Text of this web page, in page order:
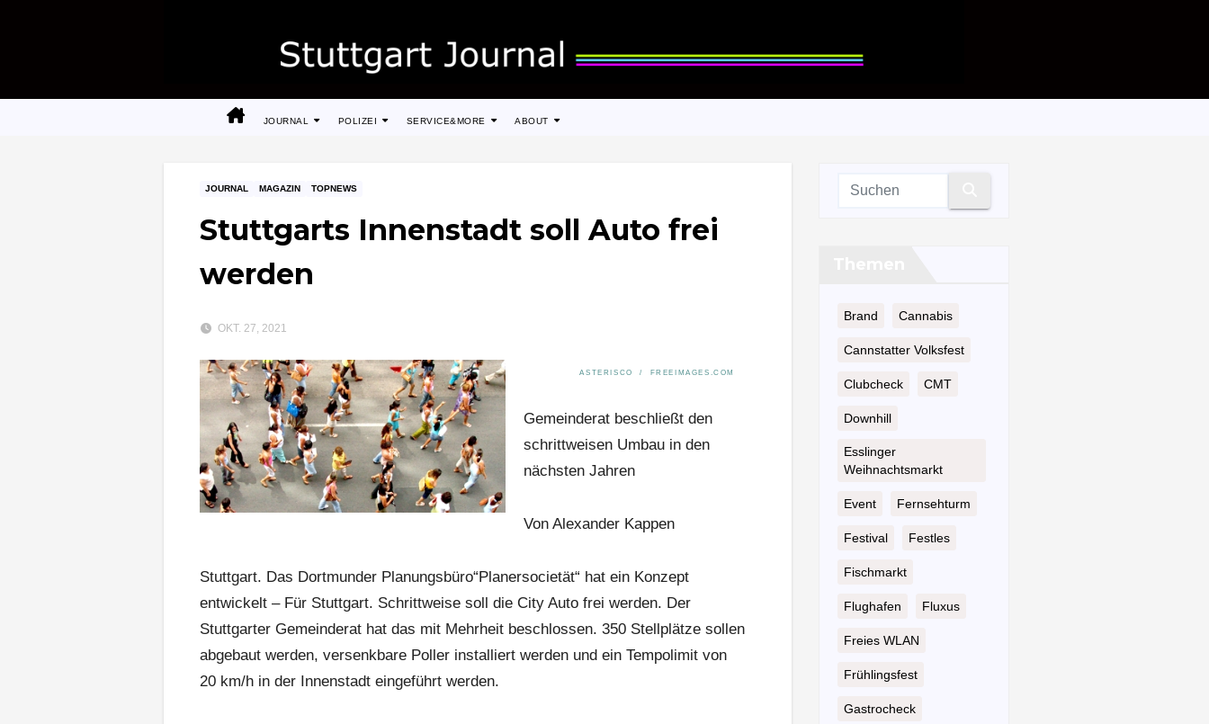
JOURNAL POLIZEI SERVICE&MORE ABOUT
JOURNAL MAGAZIN TOPNEWS
Stuttgarts Innenstadt soll Auto frei
werden
OKT. 27, 2021
ASTERISCO / FREEIMAGES.COM
Gemeinderat beschließt den
schrittweisen Umbau in den
nächsten Jahren
Von Alexander Kappen
Stuttgart. Das Dortmunder Planungsbüro“Planersocietät“ hat ein Konzept
entwickelt – Für Stuttgart. Schrittweise soll die City Auto frei werden. Der
Stuttgarter Gemeinderat hat das mit Mehrheit beschlossen. 350 Stellplätze sollen
abgebaut werden, versenkbare Poller installiert werden und ein Tempolimit von
20 km/h in der Innenstadt eingeführt werden.
Brand Cannabis
Cannstatter Volksfest
Clubcheck CMT
Downhill
Esslinger
Weihnachtsmarkt
Event Fernsehturm
Festival Festles
Fischmarkt
Flughafen Fluxus
Freies WLAN
Frühlingsfest
Gastrocheck